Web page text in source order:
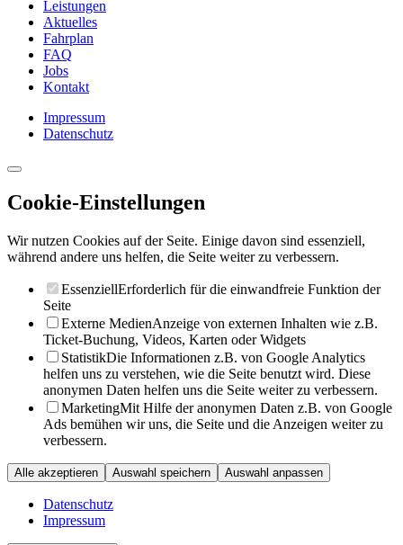
Leistungen
Aktuelles
Fahrplan
FAQ
Jobs
Kontakt
Impressum
Datenschutz
Cookie-Einstellungen
Wir nutzen Cookies auf der Seite. Einige davon sind essenziell,
während andere uns helfen, die Seite weiter zu verbessern.
EssenziellErforderlich für die einwandfreie Funktion der
Seite
Externe MedienAnzeige von externen Inhalten wie z.B.
Ticket-Buchung, Videos, Karten oder Widgets
StatistikDie Informationen z.B. von Google Analytics
helfen uns zu verstehen, wie die Seite benutzt wird. Diese
anonymen Daten helfen uns die Seite weiter zu verbessern.
MarketingMit Hilfe der anonymen Daten z.B. von Google
Ads bemühen wir uns, die Seite und die Anzeigen weiter zu
verbessern.
Alle akzeptieren Auswahl speichern Auswahl anpassen
Datenschutz
Impressum